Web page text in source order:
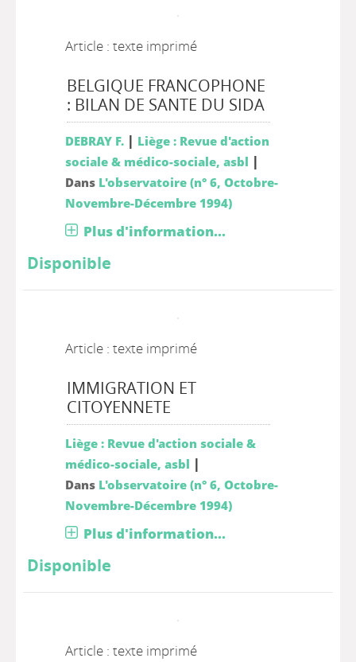
Article : texte imprimé
BELGIQUE FRANCOPHONE
: BILAN DE SANTE DU SIDA
DEBRAY F. | Liège : Revue d'action
sociale & médico-sociale, asbl |
Dans L'observatoire (n° 6, Octobre-
Novembre-Décembre 1994)
Plus d'information...
Disponible
Article : texte imprimé
IMMIGRATION ET
CITOYENNETE
Liège : Revue d'action sociale &
médico-sociale, asbl |
Dans L'observatoire (n° 6, Octobre-
Novembre-Décembre 1994)
Plus d'information...
Disponible
Article : texte imprimé